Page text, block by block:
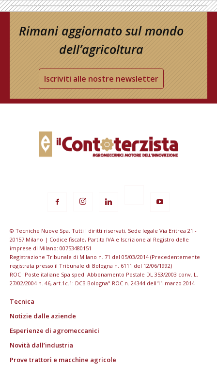
Rimani aggiornato sul mondo
dell’agricoltura
Iscriviti alle nostre newsletter
© Tecniche Nuove Spa. Tutti i diritti riservati. Sede legale Via Eritrea 21 -
20157 Milano | Codice fiscale, Partita IVA e Iscrizione al Registro delle
imprese di Milano: 00753480151
Registrazione Tribunale di Milano n. 71 del 05/03/2014 (Precedentemente
registrata presso il Tribunale di Bologna n. 6111 del 12/06/1992)
ROC "Poste italiane Spa sped. Abbonamento Postale DL 353/2003 conv. L.
27/02/2004 n. 46, art.1c.1: DCB Bologna" ROC n. 24344 dell'11 marzo 2014
Tecnica
Notizie dalle aziende
Esperienze di agromeccanici
Novità dall’industria
Prove trattori e macchine agricole